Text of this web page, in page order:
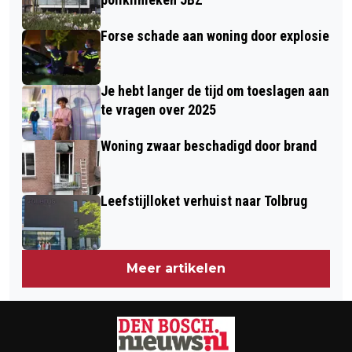
Forse schade aan woning door explosie
Je hebt langer de tijd om toeslagen aan
te vragen over 2025
Woning zwaar beschadigd door brand
Leefstijlloket verhuist naar Tolbrug
Meer artikelen